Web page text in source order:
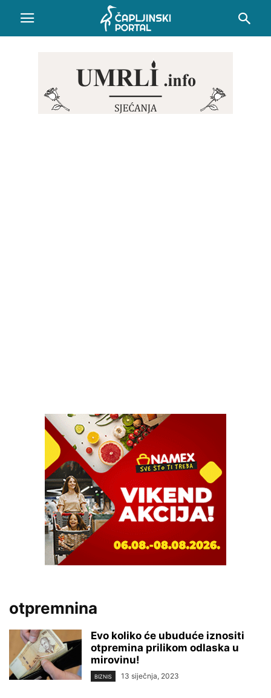
otpremnina
Evo koliko će ubuduće iznositi
otpremina prilikom odlaska u
mirovinu!
BIZNIS 13 siječnja, 2023